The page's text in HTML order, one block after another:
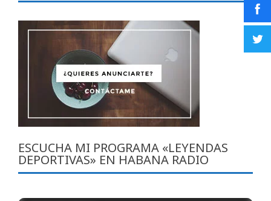
ESCUCHA MI PROGRAMA «LEYENDAS
DEPORTIVAS» EN HABANA RADIO